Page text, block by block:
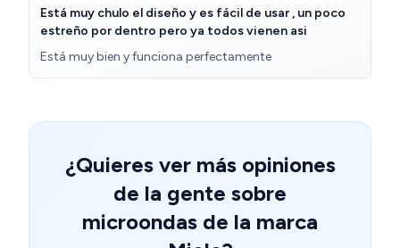
Está muy chulo el diseño y es fácil de usar , un poco
estreño por dentro pero ya todos vienen asi
Está muy bien y funciona perfectamente
¿Quieres ver más opiniones
de la gente sobre
microondas de la marca